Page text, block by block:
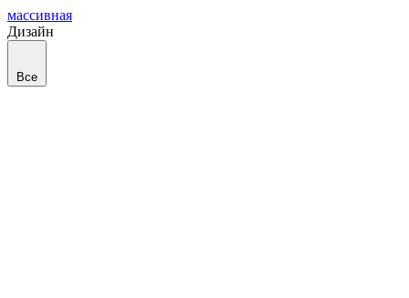
массивная
Дизайн
Все